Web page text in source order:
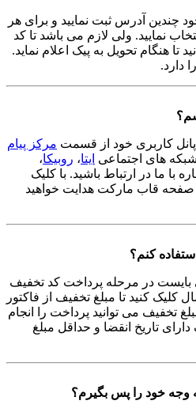
چندین آدرس ثبت نمایید و برای هر
نمایید. ولی لازم می باشد تا کد
تا هنگام تحویل به پیک اعلام نماید.
دارد.
پانل کاربری خود از قسمت مرکز پیام
های اجتماعی ایتا، روبیکا،
با ما در ارتباط باشید. با کلیک
صفحه قاب مارکت هدایت خواهید
کنم؟
بایست در مرحله پرداخت کد تخفیف
کلیک کنید تا مبلغ تخفیف از فاکتور
تخفیف می توانید پرداخت را انجام
تاریخ انقضا و حداقل مبلغ
خود را پس بگیرم؟